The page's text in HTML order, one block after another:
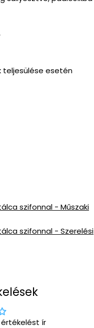
teljesülése esetén
szifonnal - Műszaki
szifonnal - Szerelési
értékelést ír